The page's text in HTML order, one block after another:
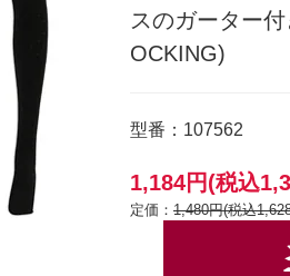
スのガーター
OCKING)
型番：107562
1,184円(税込
定価： 1,480円(税込